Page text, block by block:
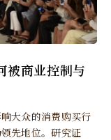
被商业控制与
大众的消费购买行
先地位。研究证